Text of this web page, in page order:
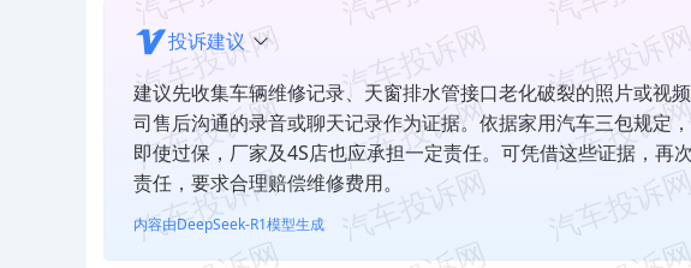
投诉建议
建议先收集车辆维修记录、天窗排水管接口老化破裂的照片或视
司售后沟通的录音或聊天记录作为证据。依据家用汽车三包规定
即使过保，厂家及4S店也应承担一定责任。可凭借这些证据，再
责任，要求合理赔偿维修费用。
内容由DeepSeek-R1模型生成